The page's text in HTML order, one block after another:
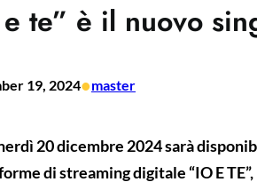
te” è il nuovo
19, 2024•master
20 dicembre 2024 sarà
di streaming digitale “IO E